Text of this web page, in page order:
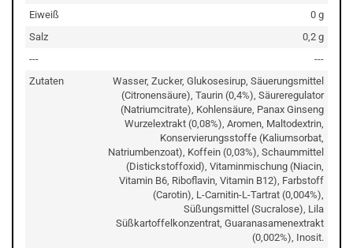
Eiweiß
0 g
Salz
0,2 g
---
---
Zutaten
Wasser, Zucker, Glukosesirup, Säuerungsmittel
(Citronensäure), Taurin (0,4%), Säureregulator
(Natriumcitrate), Kohlensäure, Panax Ginseng
Wurzelextrakt (0,08%), Aromen, Maltodextrin,
Konservierungsstoffe (Kaliumsorbat,
Natriumbenzoat), Koffein (0,03%), Schaummittel
(Distickstoffoxid), Vitaminmischung (Niacin,
Vitamin B6, Riboflavin, Vitamin B12), Farbstoff
(Carotin), L-Carnitin-L-Tartrat (0,004%),
Süßungsmittel (Sucralose), Lila
Süßkartoffelkonzentrat, Guaranasamenextrakt
(0,002%), Inosit.